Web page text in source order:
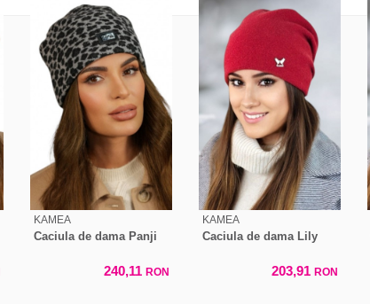
KAMEA
Caciula de dama Panji
240,11 RON
KAMEA
Caciula de dama Lily
203,91 RON